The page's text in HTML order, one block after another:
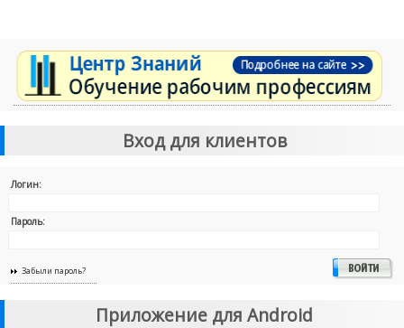
Вход для клиентов
Логин:
Пароль:
Забыли пароль?
Приложение для Android